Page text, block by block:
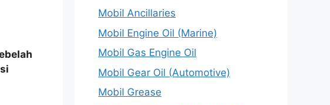
Mobil Ancillaries
Mobil Engine Oil (Marine)
Mobil Gas Engine Oil
Mobil Gear Oil (Automotive)
Mobil Grease